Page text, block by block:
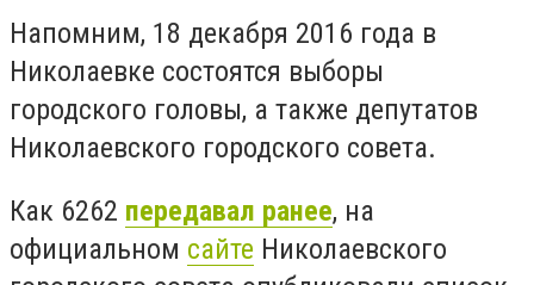
Напомним, 18 декабря 2016 года в
Николаевке состоятся выборы
городского головы, а также депутатов
Николаевского городского совета.
Как 6262 передавал ранее, на
официальном сайте Николаевского